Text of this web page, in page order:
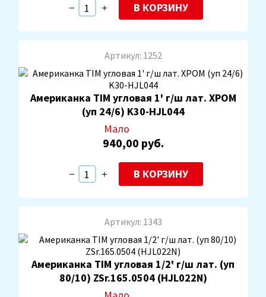
В КОРЗИНУ
Артикул: 1252
Американка TIM угловая 1' г/ш лат. ХРОМ
(уп 24/6) K30-HJL044
Мало
940,00 руб.
В КОРЗИНУ
Артикул: 1343
Американка TIM угловая 1/2' г/ш лат. (уп
80/10) ZSr.165.0504 (HJL022N)